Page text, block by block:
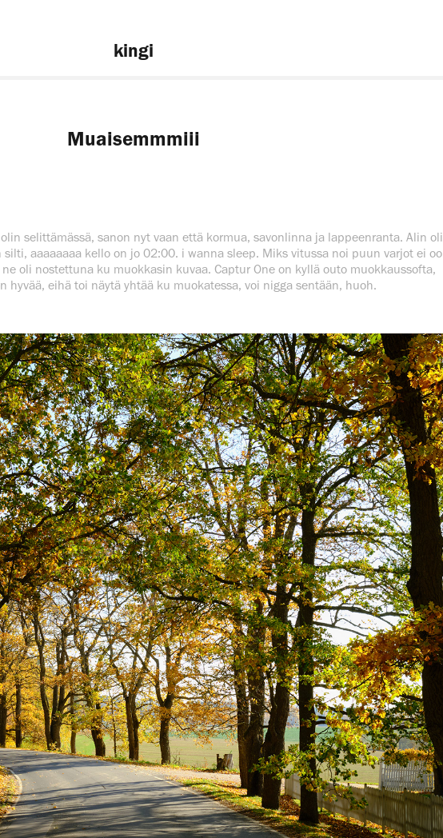
kingi
Muaisemmmiii
selittämässä, sanon nyt vaan että kormua, savonlinna ja lappeenranta. Alin oli
aaaaaaaa kello on jo 02:00. i wanna sleep. Miks vitussa noi puun varjot ei oo
oli nostettuna ku muokkasin kuvaa. Captur One on kyllä outo muokkaussofta,
hyvää, eihä toi näytä yhtää ku muokatessa, voi nigga sentään, huoh.